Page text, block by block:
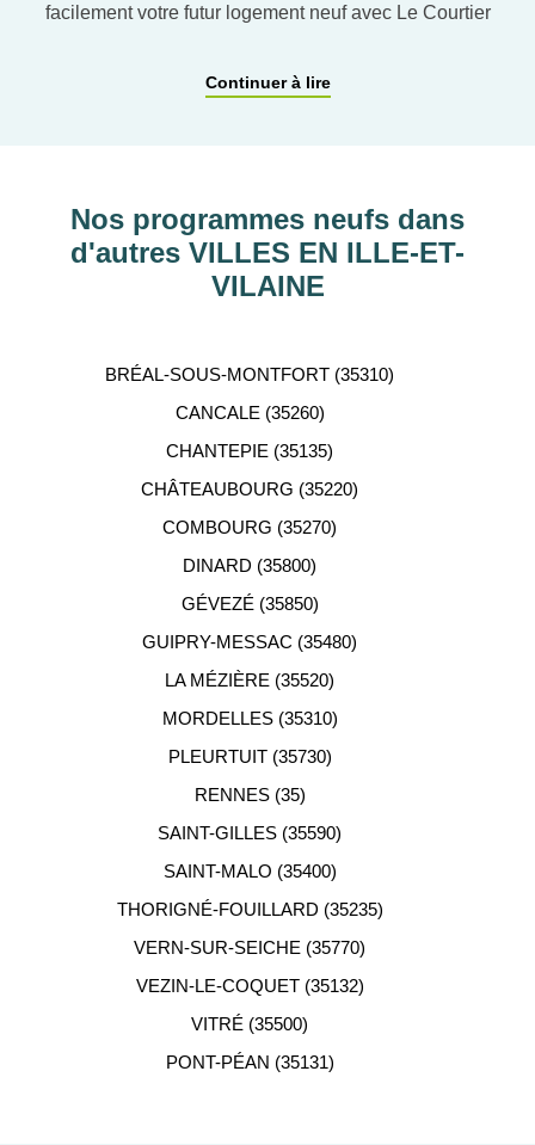
facilement votre futur logement neuf avec Le Courtier
pour affiner vos critères. Vous pourrez également
ACCOMPAGNEMENT
PERSONNALISÉ
Notre équipe de conseillers se tient gratuitement à
votre disposition pour vous aider dans votre
Continuer à lire
Nos programmes neufs dans
d'autres VILLES EN ILLE-ET-
VILAINE
BRÉAL-SOUS-MONTFORT (35310)
CANCALE (35260)
CHANTEPIE (35135)
CHÂTEAUBOURG (35220)
COMBOURG (35270)
DINARD (35800)
GÉVEZÉ (35850)
GUIPRY-MESSAC (35480)
LA MÉZIÈRE (35520)
MORDELLES (35310)
PLEURTUIT (35730)
RENNES (35)
SAINT-GILLES (35590)
SAINT-MALO (35400)
THORIGNÉ-FOUILLARD (35235)
VERN-SUR-SEICHE (35770)
VEZIN-LE-COQUET (35132)
VITRÉ (35500)
PONT-PÉAN (35131)